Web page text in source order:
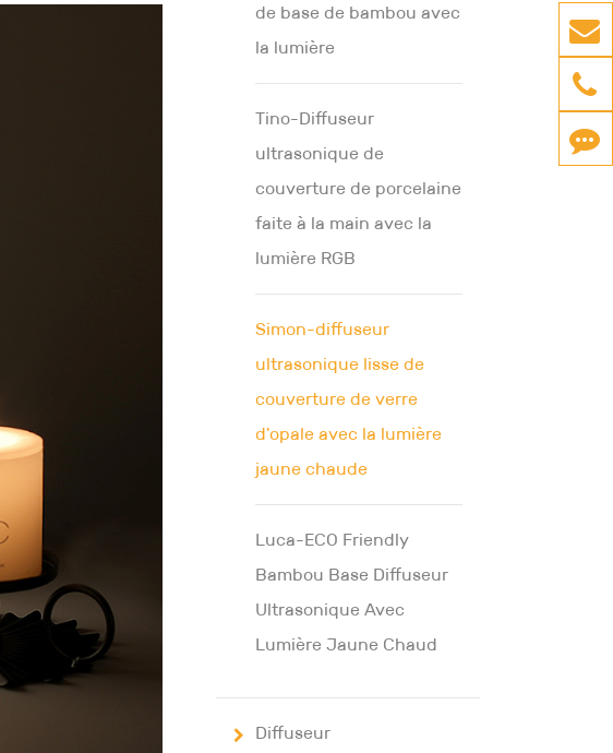
de base de bambou avec
la lumière
Tino-Diffuseur
ultrasonique de
couverture de porcelaine
faite à la main avec la
lumière RGB
Simon-diffuseur
ultrasonique lisse de
couverture de verre
d'opale avec la lumière
jaune chaude
Luca-ECO Friendly
Bambou Base Diffuseur
Ultrasonique Avec
Lumière Jaune Chaud
Diffuseur